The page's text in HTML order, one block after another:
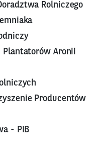
Rolniczego
Plantatorów Aronii
Producentów
- PIB